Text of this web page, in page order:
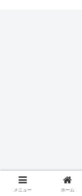
メニュー ホーム